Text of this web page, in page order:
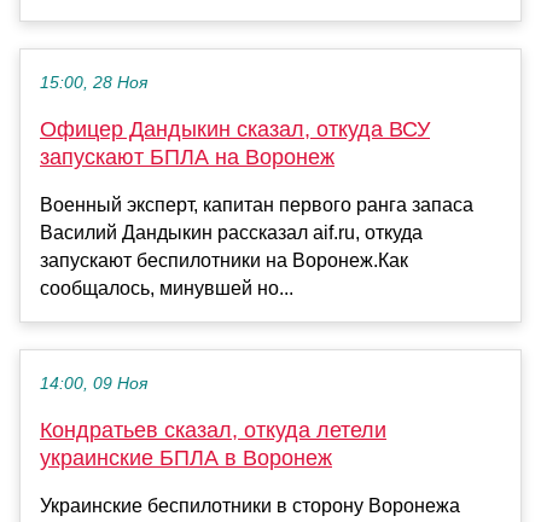
15:00, 28 Ноя
Офицер Дандыкин сказал, откуда ВСУ
запускают БПЛА на Воронеж
Военный эксперт, капитан первого ранга запаса
Василий Дандыкин рассказал aif.ru, откуда
запускают беспилотники на Воронеж.Как
сообщалось, минувшей но...
14:00, 09 Ноя
Кондратьев сказал, откуда летели
украинские БПЛА в Воронеж
Украинские беспилотники в сторону Воронежа